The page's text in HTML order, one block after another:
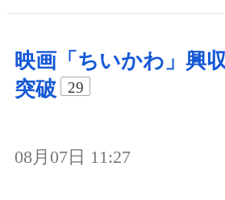
映画「ちいかわ」興
突破
29
08月07日 11:27